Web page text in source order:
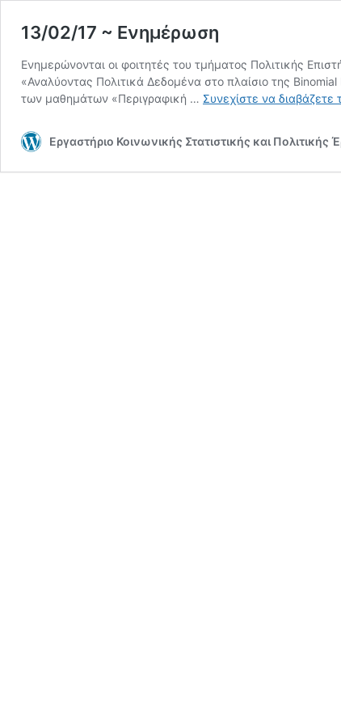
13/02/17 ~ Ενημέρωση
Ενημερώνονται οι φοιτητές του τμήματος Πολιτικής
«Αναλύοντας Πολιτικά ∆εδοµένα στο πλαίσιο της
των μαθημάτων «Περιγραφική … Συνεχίστε να διαβάζετε
Εργαστήριο Κοινωνικής Στατιστικής και Πολιτικής